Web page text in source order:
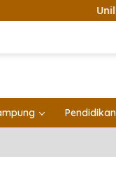
Kembali Raih
Pendidikan